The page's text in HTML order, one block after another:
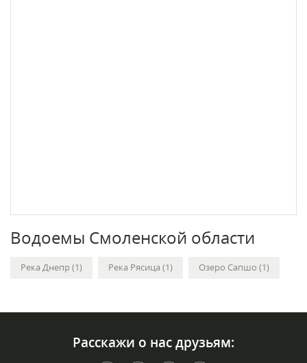
Водоемы Смоленской области
Река Днепр (1) Река Рясица (1) Озеро Сапшо (1)
Расскажи о нас друзьям: